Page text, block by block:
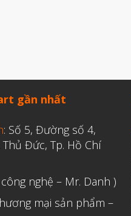
gần nhất
: Số 5, Đường số 4,
Thủ Đức, Tp. Hồ Chí
nghệ – Mr. Danh )
mại sản phẩm –